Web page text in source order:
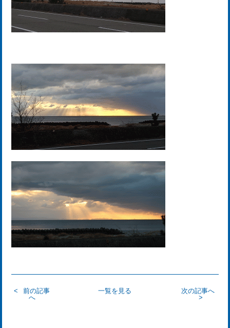
前の記事
へ
一覧を見る 次の記事へ